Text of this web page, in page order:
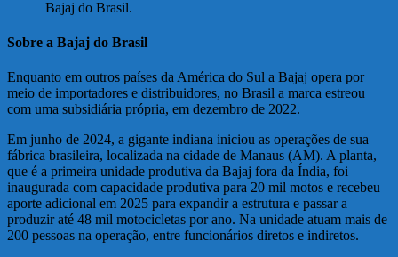
Bajaj do Brasil.
Sobre a Bajaj do Brasil
Enquanto em outros países da América do Sul a Bajaj opera por
meio de importadores e distribuidores, no Brasil a marca estreou
com uma subsidiária própria, em dezembro de 2022.
Em junho de 2024, a gigante indiana iniciou as operações de sua
fábrica brasileira, localizada na cidade de Manaus (AM). A planta,
que é a primeira unidade produtiva da Bajaj fora da Índia, foi
inaugurada com capacidade produtiva para 20 mil motos e recebeu
aporte adicional em 2025 para expandir a estrutura e passar a
produzir até 48 mil motocicletas por ano. Na unidade atuam mais de
200 pessoas na operação, entre funcionários diretos e indiretos.